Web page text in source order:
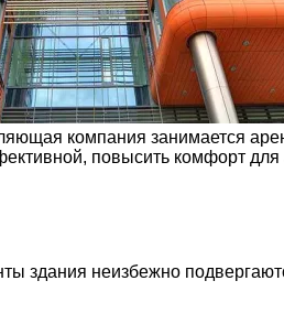
компания занимается
повысить комфорт
здания неизбежно